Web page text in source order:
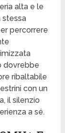
alta e le
stessa
percorrere
dovrebbe
ribaltabile
con un
il silenzio
a sé.